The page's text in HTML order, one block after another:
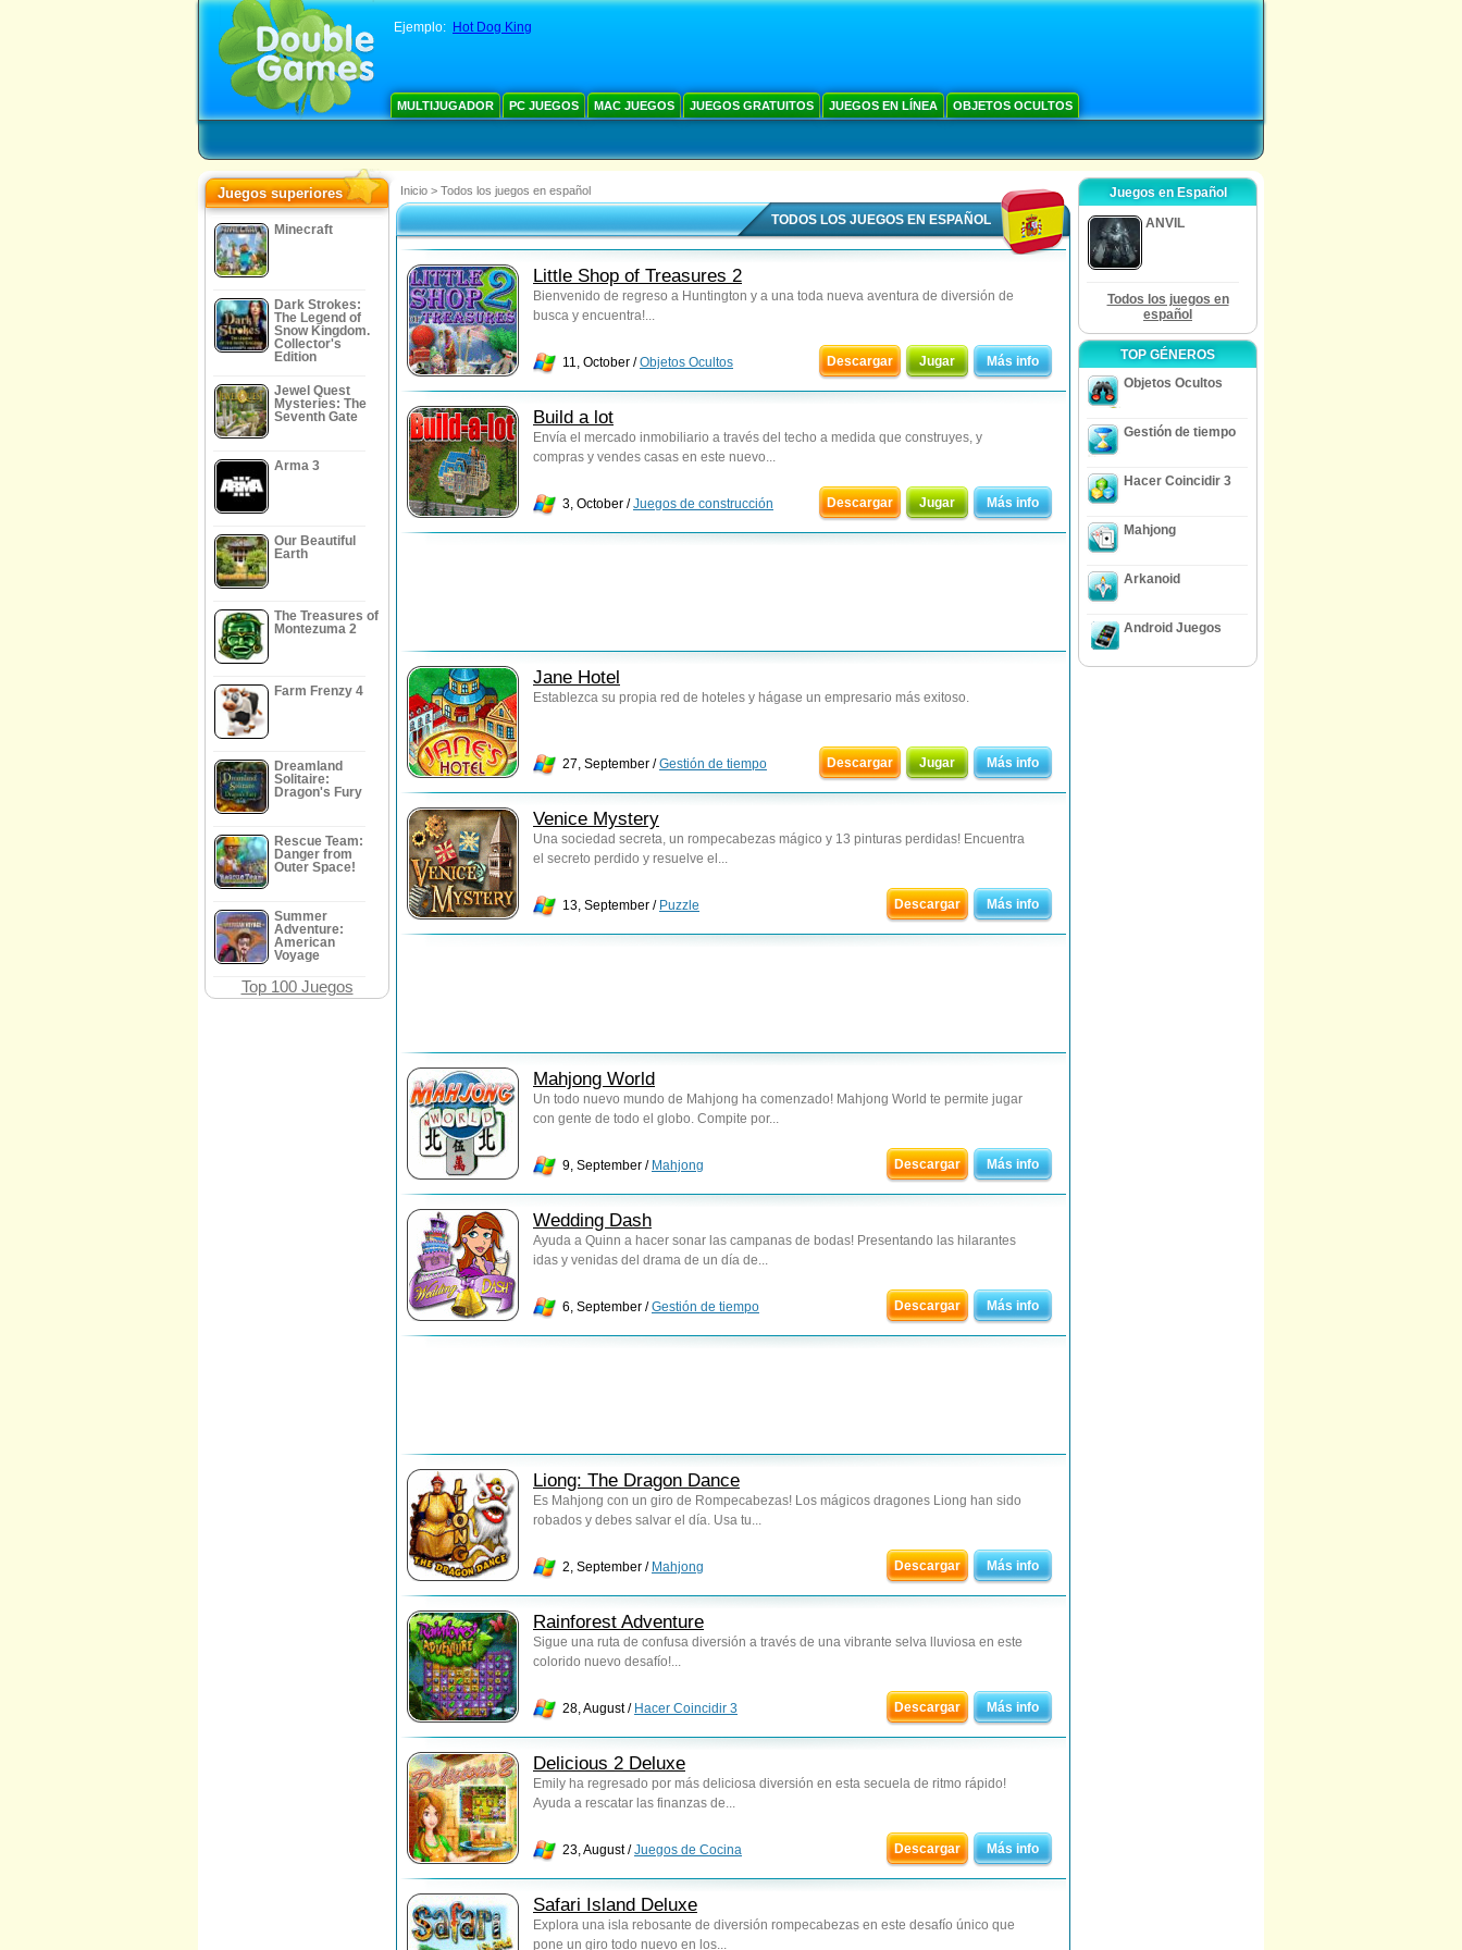
Ejemplo: Hot Dog King
MULTIJUGADOR PC JUEGOS MAC JUEGOS JUEGOS GRATUITOS JUEGOS EN LÍNEA OBJETOS OCULTOS
Juegos superiores
Minecraft
Dark Strokes:
The Legend of
Snow Kingdom.
Collector's
Edition
Jewel Quest
Mysteries: The
Seventh Gate
Arma 3
Our Beautiful
Earth
The Treasures of
Montezuma 2
Farm Frenzy 4
Dreamland
Solitaire:
Dragon's Fury
Rescue Team:
Danger from
Outer Space!
Summer
Adventure:
American
Voyage
Top 100 Juegos
Inicio > Todos los juegos en español
TODOS LOS JUEGOS EN ESPAÑOL
Little Shop of Treasures 2
Bienvenido de regreso a Huntington y a una toda nueva aventura de diversión de
busca y encuentra!...
11, October /Objetos Ocultos Descargar Jugar Más info
Build a lot
Envía el mercado inmobiliario a través del techo a medida que construyes, y
compras y vendes casas en este nuevo...
3, October /Juegos de construcción Descargar Jugar Más info
Jane Hotel
Establezca su propia red de hoteles y hágase un empresario más exitoso.
27, September /Gestión de tiempo Descargar Jugar Más info
Venice Mystery
Una sociedad secreta, un rompecabezas mágico y 13 pinturas perdidas! Encuentra
el secreto perdido y resuelve el...
13, September / Puzzle Descargar Más info
Mahjong World
Un todo nuevo mundo de Mahjong ha comenzado! Mahjong World te permite jugar
con gente de todo el globo. Compite por...
9, September / Mahjong Descargar Más info
Wedding Dash
Ayuda a Quinn a hacer sonar las campanas de bodas! Presentando las hilarantes
idas y venidas del drama de un día de...
6, September /Gestión de tiempo Descargar Más info
Liong: The Dragon Dance
Es Mahjong con un giro de Rompecabezas! Los mágicos dragones Liong han sido
robados y debes salvar el día. Usa tu...
2, September / Mahjong Descargar Más info
Rainforest Adventure
Sigue una ruta de confusa diversión a través de una vibrante selva lluviosa en este
colorido nuevo desafío!...
28, August / Hacer Coincidir 3 Descargar Más info
Delicious 2 Deluxe
Emily ha regresado por más deliciosa diversión en esta secuela de ritmo rápido!
Ayuda a rescatar las finanzas de...
23, August /Juegos de Cocina Descargar Más info
Safari Island Deluxe
Explora una isla rebosante de diversión rompecabezas en este desafío único que
pone un giro todo nuevo en los...
Juegos en Español
ANVIL
Todos los juegos en
español
TOP GÉNEROS
Objetos Ocultos
Gestión de tiempo
Hacer Coincidir 3
Mahjong
Arkanoid
Android Juegos